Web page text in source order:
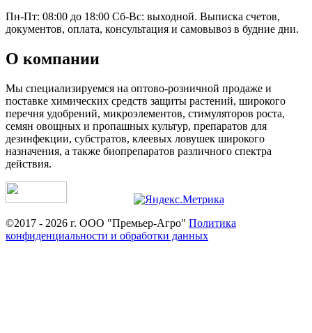
Пн-Пт: 08:00 до 18:00 Сб-Вс: выходной. Выписка счетов,
документов, оплата, консультация и самовывоз в будние дни.
О компании
Мы специализируемся на оптово-розничной продаже и
поставке химических средств защиты растений, широкого
перечня удобрений, микроэлементов, стимуляторов роста,
семян овощных и пропашных культур, препаратов для
дезинфекции, субстратов, клеевых ловушек широкого
назначения, а также биопрепаратов различного спектра
действия.
©2017 - 2026 г. ООО "Премьер-Агро" Политика
конфиденциальности и обработки данных